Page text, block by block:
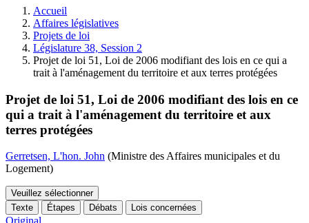
législative.
Accueil
Affaires législatives
Projets de loi
Législature 38, Session 2
Projet de loi 51, Loi de 2006 modifiant des lois en ce qui a
trait à l'aménagement du territoire et aux terres protégées
Projet de loi 51, Loi de 2006 modifiant des lois en ce
qui a trait à l'aménagement du territoire et aux
terres protégées
Gerretsen, L'hon. John (Ministre des Affaires municipales et du
Logement)
Veuillez sélectionner
Texte
Étapes Débats Lois concernées